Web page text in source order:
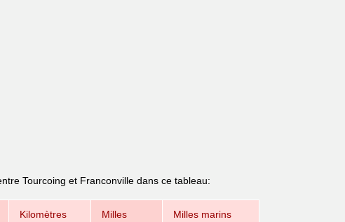
Tourcoing et Franconville dans ce tableau:
Kilomètres Milles Milles marins